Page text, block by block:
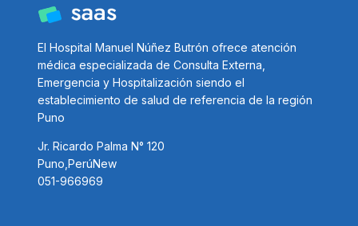
El Hospital Manuel Núñez Butrón ofrece atención
médica especializada de Consulta Externa,
Emergencia y Hospitalización siendo el
establecimiento de salud de referencia de la región
Puno
Jr. Ricardo Palma N° 120
Puno,PerúNew
051-966969